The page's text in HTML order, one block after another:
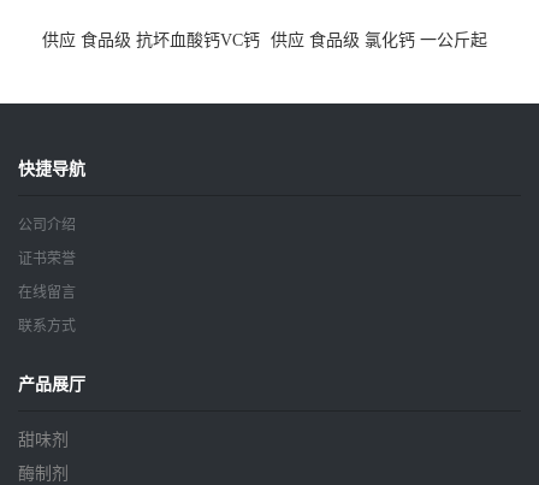
供应 食品级 抗坏血酸钙VC钙 供应 食品级 氯化钙 一公斤起
快捷导航
公司介绍
证书荣誉
在线留言
联系方式
产品展厅
甜味剂
酶制剂